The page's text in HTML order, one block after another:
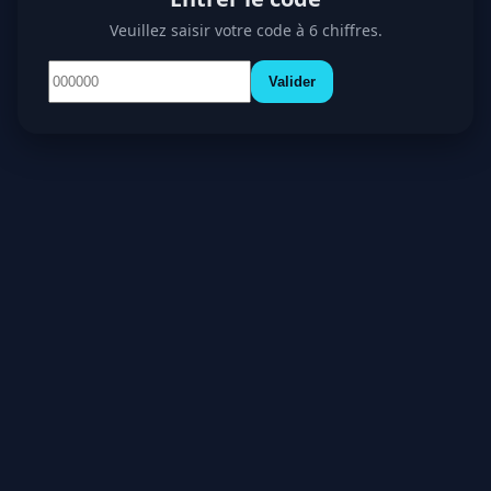
Veuillez saisir votre code à 6 chiffres.
Valider